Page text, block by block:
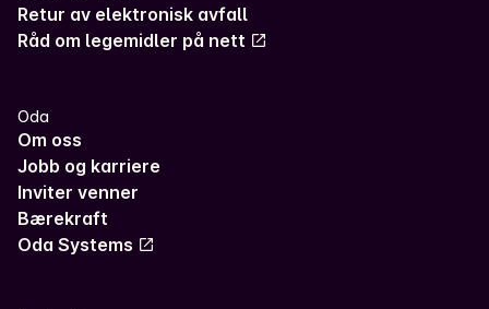
Retur av elektronisk avfall
Råd om legemidler på nett
Oda
Om oss
Jobb og karriere
Inviter venner
Bærekraft
Oda Systems